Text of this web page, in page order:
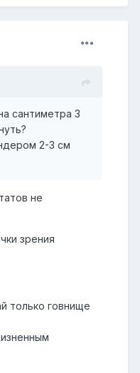
сантиметра 3
2-3 см
не
зрения
только говнище